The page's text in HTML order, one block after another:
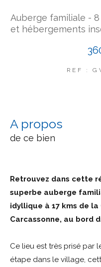
Auberge familiale -
et hébergements
REF :
a propos
de ce bien
Retrouvez dans cette
superbe auberge
idyllique à 17 kms de
Carcassonne, au bord
Ce lieu est très prisé par
étape dans le village,